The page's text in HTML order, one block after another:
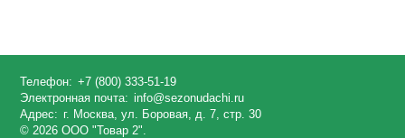
Телефон: +7 (800) 333-51-19
Электронная почта: info@sezonudachi.ru
Адрес: г. Москва, ул. Боровая, д. 7, стр. 30
© 2026 ООО "Товар 2".